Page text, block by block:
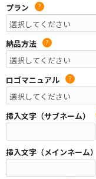
プラン
?
納品方法 ?
ロゴマニュアル ?
挿入文字（サブネーム）
挿入文字（メインネーム）